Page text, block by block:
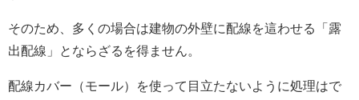
そのため、多くの場合は建物の外壁に配線を這わせる「露
出配線」とならざるを得ません。
配線カバー（モール）を使って目立たないように処理はで